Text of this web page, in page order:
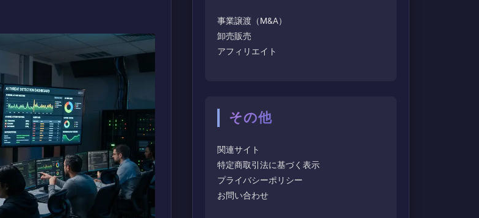
事業譲渡（M&A）
卸売販売
アフィリエイト
その他
関連サイト
特定商取引法に基づく表示
プライバシーポリシー
お問い合わせ